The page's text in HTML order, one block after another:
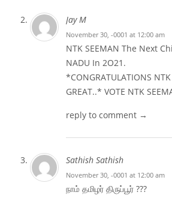
Jay M
November 30, -0001 at 12:00 am
NTK SEEMAN The Next
NADU In 2O21.
*CONGRATULATIONS
GREAT..* VOTE NTK
reply to comment →
Sathish Sathish
November 30, -0001 at 12:00 am
நாம் தமிழர் திருப்பூர் ???